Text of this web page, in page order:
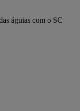
águias com o SC